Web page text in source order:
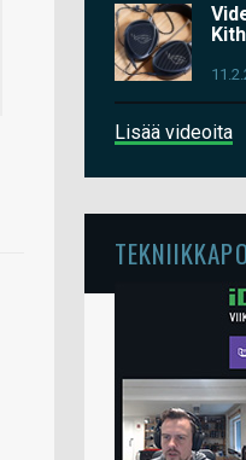
Lisää videoita